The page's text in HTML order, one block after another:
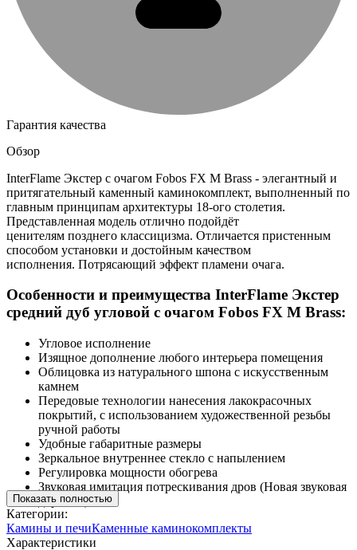
Гарантия качества
Обзор
InterFlame Экстер с очагом Fobos FX M Brass - элегантный и
притягательный каменный каминокомплект, выполненный по
главным принципам архитектуры 18-ого столетия.
Представленная модель отлично подойдёт
ценителям позднего классицизма. Отличается пристенным
способом установки и достойным качеством
исполнения. Потрясающий эффект пламени очага.
Особенности и преимущества InterFlame Экстер
средний дуб угловой с очагом Fobos FX M Brass:
Угловое исполнение
Изящное дополнение любого интерьера помещения
Облицовка из натурального шпона с искусственным
камнем
Передовые технологии нанесения лакокрасочных
покрытий, с использованием художественной резьбы
ручной работы
Удобные габаритные размеры
Зеркальное внутреннее стекло с напылением
Регулировка мощности обогрева
Звуковая имитация потрескивания дров (Новая звуковая
дорожка)
Показать полностью
Категории:
Камины и печиКаменные каминокомплекты
Характеристики